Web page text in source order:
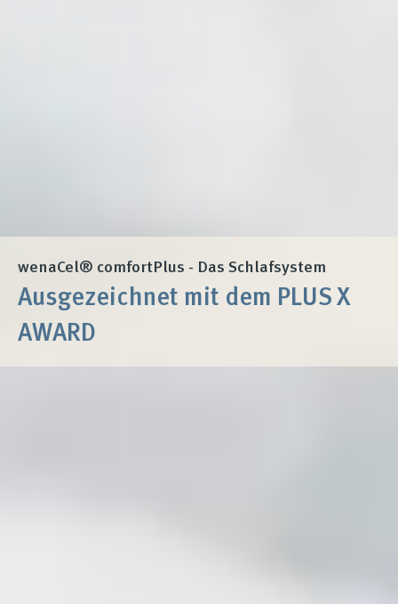
wenaCel® comfortPlus - Das Schlafsystem
Ausgezeichnet mit dem PLUS X
AWARD